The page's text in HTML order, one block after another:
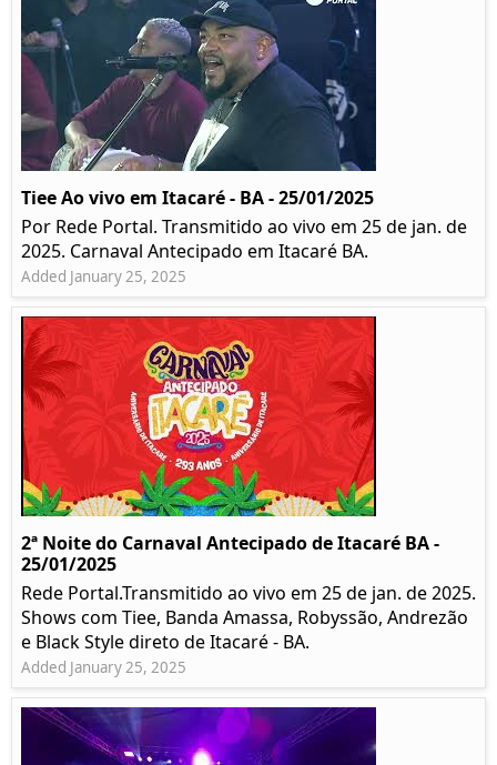
Tiee Ao vivo em Itacaré - BA - 25/01/2025
Por Rede Portal. Transmitido ao vivo em 25 de jan. de
2025. Carnaval Antecipado em Itacaré BA.
Added January 25, 2025
2ª Noite do Carnaval Antecipado de Itacaré BA -
25/01/2025
Rede Portal.Transmitido ao vivo em 25 de jan. de 2025.
Shows com Tiee, Banda Amassa, Robyssão, Andrezão
e Black Style direto de Itacaré - BA.
Added January 25, 2025